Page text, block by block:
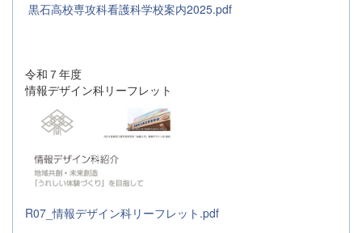
黒石高校専攻科看護科学校案内2025.pdf
令和７年度
情報デザイン科リーフレット
R07_情報デザイン科リーフレット.pdf